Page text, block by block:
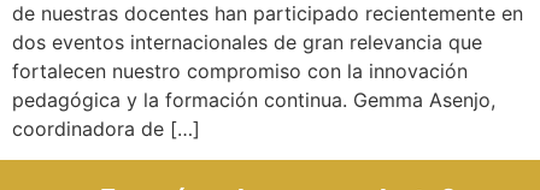
de nuestras docentes han participado recientemente en
dos eventos internacionales de gran relevancia que
fortalecen nuestro compromiso con la innovación
pedagógica y la formación continua. Gemma Asenjo,
coordinadora de […]